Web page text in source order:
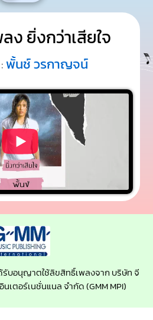
ง ยิ่งกว่าเสียใจ
พั้นช์ วรกาญจน์
รับอนุญาตใช้ลิขสิทธิ์เพลงจาก บริษัท จี
เตอร์เนชั่นแนล จำกัด (GMM MPI)